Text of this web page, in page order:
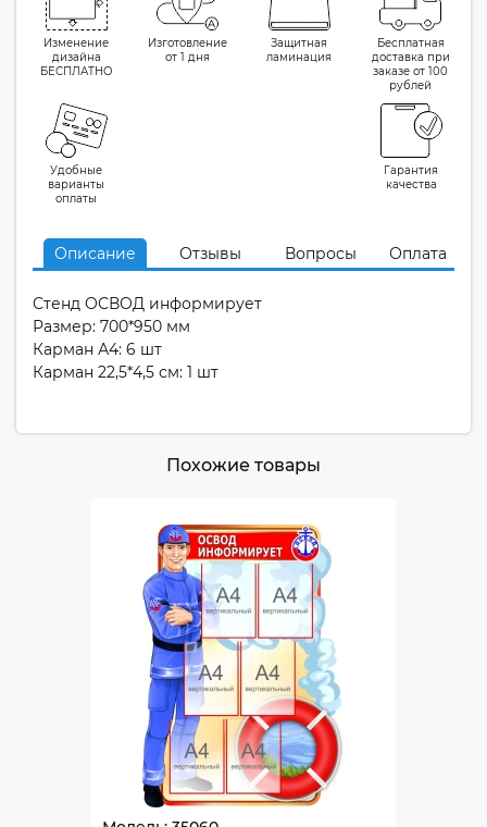
Изменение
дизайна
БЕСПЛАТНО
Изготовление
от 1 дня
Защитная
ламинация
Бесплатная
доставка при
заказе от 100
рублей
Удобные
варианты
оплаты
Гарантия
качества
Описание Отзывы Вопросы Оплата
Стенд ОСВОД информирует
Размер: 700*950 мм
Карман А4: 6 шт
Карман 22,5*4,5 см: 1 шт
Похожие товары